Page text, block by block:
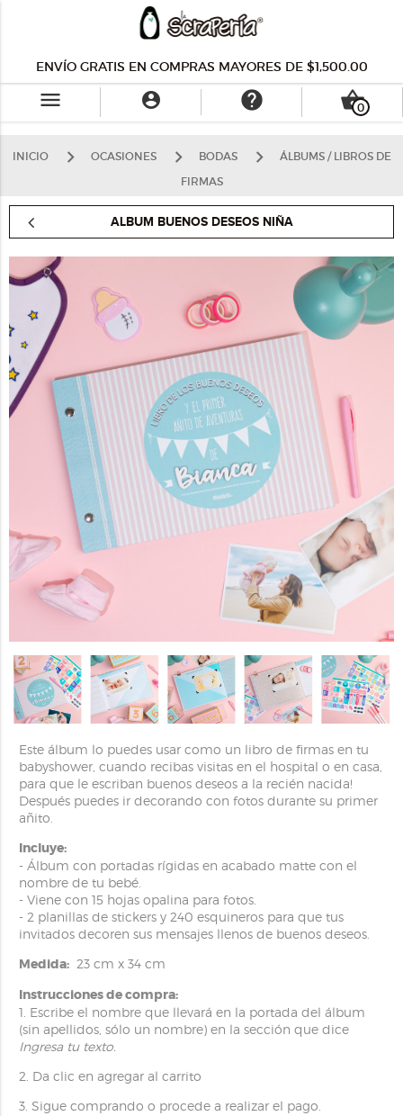
ENVÍO GRATIS EN COMPRAS MAYORES DE $1,500.00
menu  help 0
shopping_basket
INICIO OCASIONES BODAS
ÁLBUMS / LIBROS DE
FIRMAS
ALBUM BUENOS DESEOS NIÑA
Este álbum lo puedes usar como un libro de firmas en tu
babyshower, cuando recibas visitas en el hospital o en casa,
para que le escriban buenos deseos a la recién nacida!
Después puedes ir decorando con fotos durante su primer
añito.
Incluye:
- Álbum con portadas rígidas en acabado matte con el
nombre de tu bebé.
- Viene con 15 hojas opalina para fotos.
- 2 planillas de stickers y 240 esquineros para que tus
invitados decoren sus mensajes llenos de buenos deseos.
Medida:23 cm x 34 cm
Instrucciones de compra:
1. Escribe el nombre que llevará en la portada del álbum
(sin apellidos, sólo un nombre) en la sección que dice
Ingresa tu texto.
2. Da clic en agregar al carrito
3. Sigue comprando o procede a realizar el pago.